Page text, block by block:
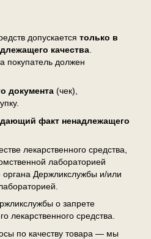
допускается только в
качества.
покупатель должен
документа (чек),
факт ненадлежащего
лекарственного средства,
лабораторией
органа Держликслужбы и/или
о запрете
лекарственного средства.
по качеству товара — мы